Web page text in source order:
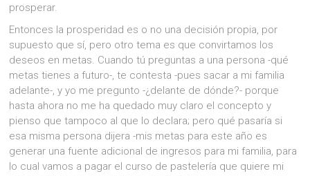
prosperar.
Entonces la prosperidad es o no una decisión propia, por
supuesto que sí, pero otro tema es que convirtamos los
deseos en metas. Cuando tú preguntas a una persona -qué
metas tienes a futuro-, te contesta -pues sacar a mi familia
adelante-, y yo me pregunto -¿delante de dónde?- porque
hasta ahora no me ha quedado muy claro el concepto y
pienso que tampoco al que lo declara; pero qué pasaría si
esa misma persona dijera -mis metas para este año es
generar una fuente adicional de ingresos para mi familia, para
lo cual vamos a pagar el curso de pastelería que quiere mi